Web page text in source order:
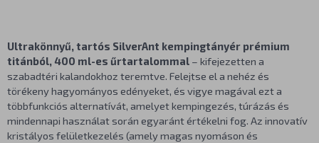
Ultrakönnyű, tartós SilverAnt kempingtányér prémium
titánból, 400 ml-es űrtartalommal – kifejezetten a
szabadtéri kalandokhoz teremtve. Felejtse el a nehéz és
törékeny hagyományos edényeket, és vigye magával ezt a
többfunkciós alternatívát, amelyet kempingezés, túrázás és
mindennapi használat során egyaránt értékelni fog. Az innovatív
kristályos felületkezelés (amely magas nyomáson és